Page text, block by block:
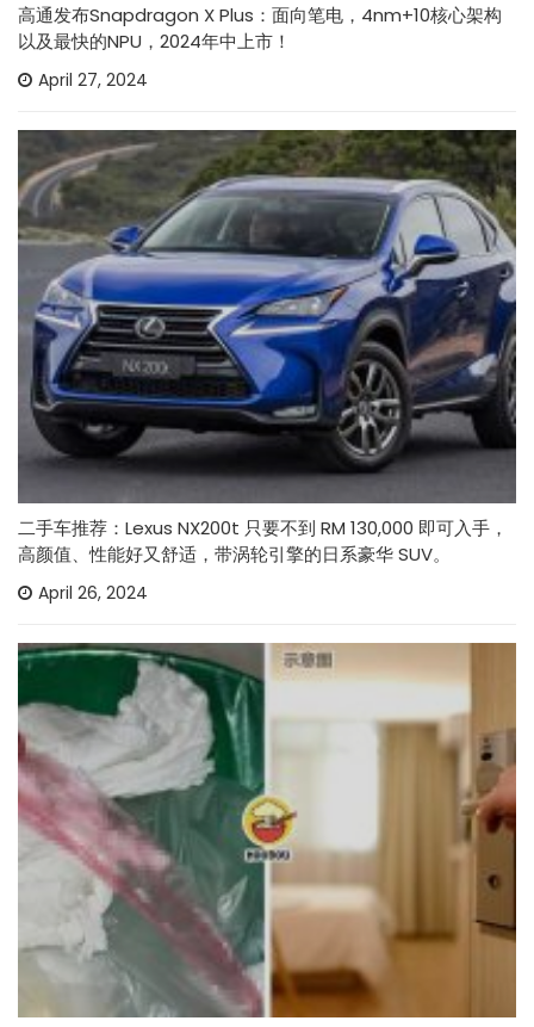
高通发布Snapdragon X Plus：面向笔电，4nm+10核心架构
以及最快的NPU，2024年中上市！
April 27, 2024
二手车推荐：Lexus NX200t 只要不到 RM 130,000 即可入手，
高颜值、性能好又舒适，带涡轮引擎的日系豪华 SUV。
April 26, 2024